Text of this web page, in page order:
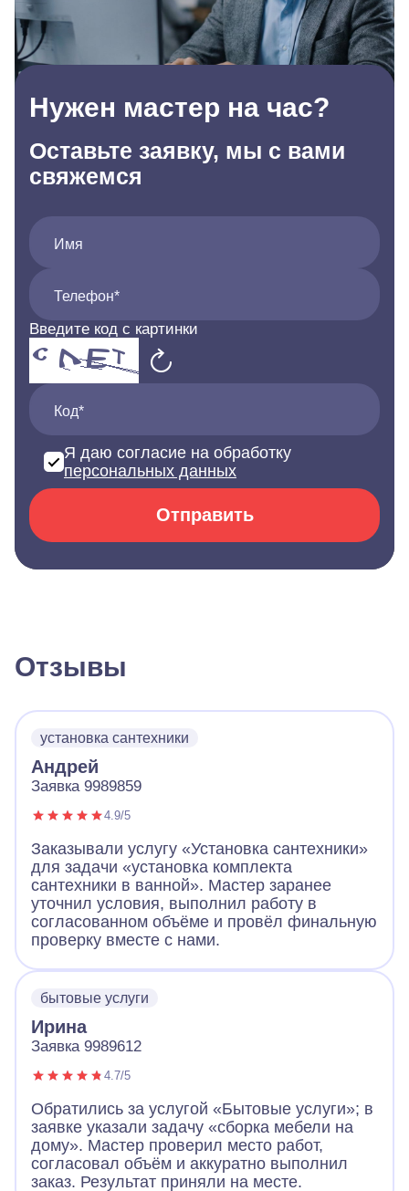
Нужен мастер на час?
Оставьте заявку, мы с вами
свяжемся
Имя
Телефон*
Введите код с картинки
Код*
Я даю согласие на обработку
персональных данных
Отправить
Отзывы
установка сантехники
Андрей
Заявка 9989859
4.9/5
Заказывали услугу «Установка сантехники»
для задачи «установка комплекта
сантехники в ванной». Мастер заранее
уточнил условия, выполнил работу в
согласованном объёме и провёл финальную
проверку вместе с нами.
бытовые услуги
Ирина
Заявка 9989612
4.7/5
Обратились за услугой «Бытовые услуги»; в
заявке указали задачу «сборка мебели на
дому». Мастер проверил место работ,
согласовал объём и аккуратно выполнил
заказ. Результат приняли на месте.